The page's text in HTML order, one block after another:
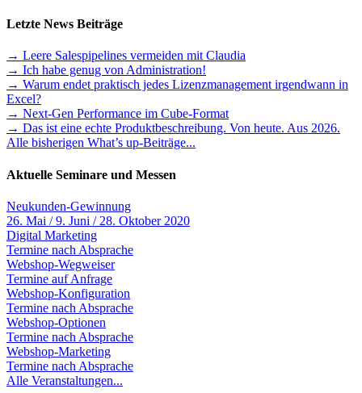
Letzte News Beiträge
→ Leere Salespipelines vermeiden mit Claudia
→ Ich habe genug von Administration!
→ Warum endet praktisch jedes Lizenzmanagement irgendwann in
Excel?
→ Next-Gen Performance im Cube-Format
→ Das ist eine echte Produktbeschreibung. Von heute. Aus 2026.
Alle bisherigen What’s up-Beiträge...
Aktuelle Seminare und Messen
Neukunden-Gewinnung
26. Mai / 9. Juni / 28. Oktober 2020
Digital Marketing
Termine nach Absprache
Webshop-Wegweiser
Termine auf Anfrage
Webshop-Konfiguration
Termine nach Absprache
Webshop-Optionen
Termine nach Absprache
Webshop-Marketing
Termine nach Absprache
Alle Veranstaltungen...